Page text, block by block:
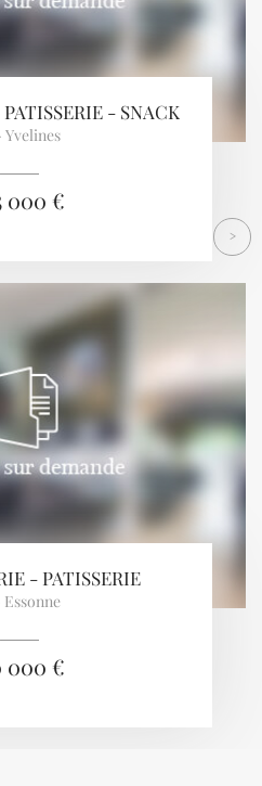
- SNACK
Yvelines
000 €
- PATISSERIE
Essonne
000 €
>